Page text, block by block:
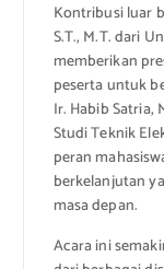
Kontribusi luar
S.T., M.T. dari
memberikan
peserta untuk
Ir. Habib Satria,
Studi Teknik
peran
berkelanjutan
masa depan.
Acara ini